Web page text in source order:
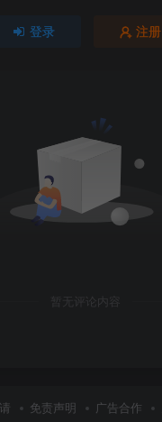
登录 注册
暂无评论内容
免责声明 广告合作